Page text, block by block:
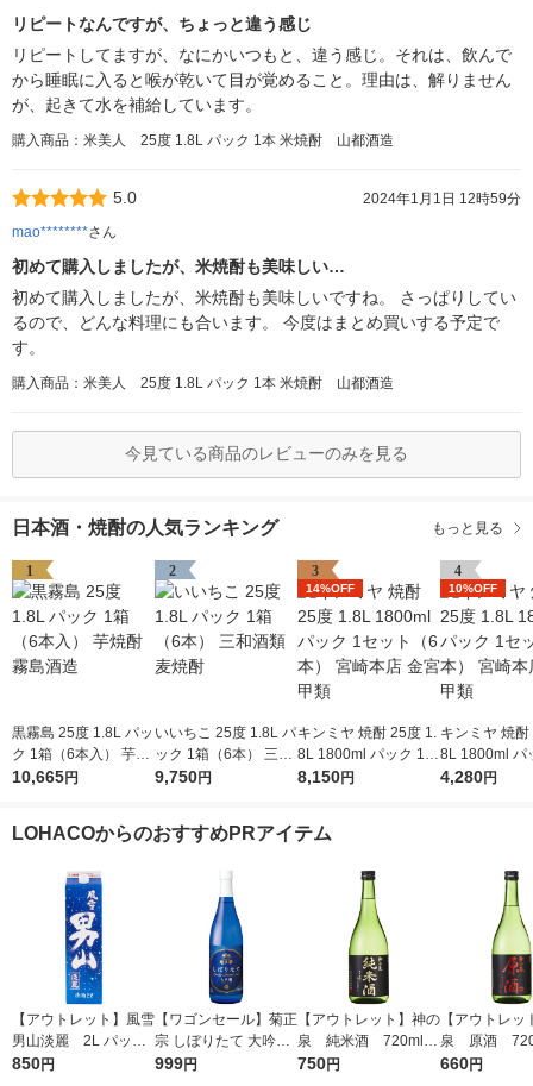
リピートなんですが、ちょっと違う感じ
リピートしてますが、なにかいつもと、違う感じ。それは、飲んで
から睡眠に入ると喉が乾いて目が覚めること。理由は、解りません
が、起きて水を補給しています。
購入商品：米美人 25度 1.8L パック 1本 米焼酎 山都酒造
5.0
2024年1月1日 12時59分
mao********さん
初めて購入しましたが、米焼酎も美味しい…
初めて購入しましたが、米焼酎も美味しいですね。 さっぱりしてい
るので、どんな料理にも合います。 今度はまとめ買いする予定で
す。
購入商品：米美人 25度 1.8L パック 1本 米焼酎 山都酒造
今見ている商品のレビューのみを見る
日本酒・焼酎の人気ランキング もっと見る
1
黒霧島 25度 1.8L パッ
ク 1箱（6本入） 芋焼
酎 霧島酒造
10,665円
2
いいちこ 25度 1.8L パ
ック 1箱（6本） 三和
酒類 麦焼酎
9,750円
3
14%OFF
キンミヤ 焼酎 25度 1.
8L 1800ml パック 1セ
ット（6本） 宮崎本店
8,150円
4
10%OFF
キンミヤ 焼
8L 1800ml パ
ット（3本）
4,280円
LOHACOからのおすすめPRアイテム
【アウトレット】風雪
男山淡麗 2L パック
1本 東亜酒造 日本酒
850円
【ワゴンセール】菊正
宗 しぼりたて 大吟醸
720ml 1本 日本酒
999円
【アウトレット】神の
泉 純米酒 720ml 1
本 東亜酒造 日本酒
750円
【アウトレッ
泉 原酒
本 東亜酒造
660円